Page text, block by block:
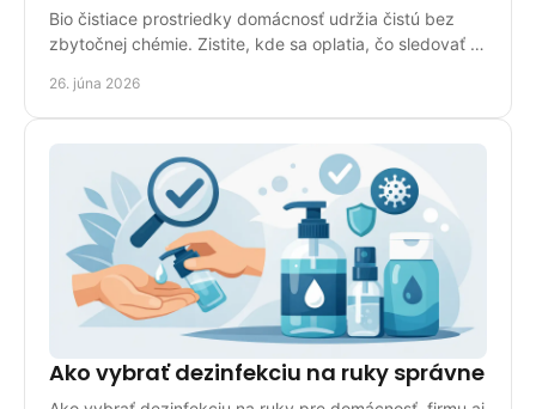
Bio čistiace prostriedky domácnosť udržia čistú bez
zbytočnej chémie. Zistite, kde sa oplatia, čo sledovať a
26. júna 2026
Ako vybrať dezinfekciu na ruky správne